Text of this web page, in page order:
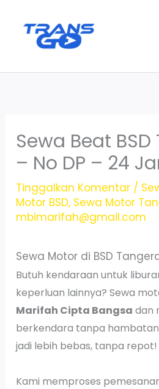
Sewa Beat
– No DP – 24
Tinggalkan Komentar /
Motor BSD, Sewa Motor
mbimarifah@gmail.com
Sewa Motor di BSD
Butuh kendaraan untuk
keperluan lainnya? Sewa
Marifah Cipta Bangsa dan
berkendara tanpa hambatan
jadi lebih bebas, tanpa repot!
Kami memproses